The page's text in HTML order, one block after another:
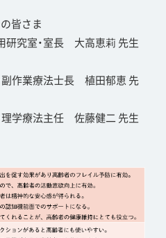
皆さま
研究室・室長 大高恵莉 先生
副作業療法士長 植田郁恵 先
理学療法主任 佐藤健二 先生